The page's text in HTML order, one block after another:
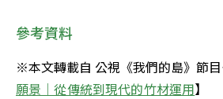
參考資料
※本文轉載自 公視《我們的島》節
願景｜從傳統到現代的竹材運用】